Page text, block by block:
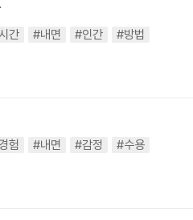
간 #내면 #인간
#방법
험 #내면 #감정
#수용